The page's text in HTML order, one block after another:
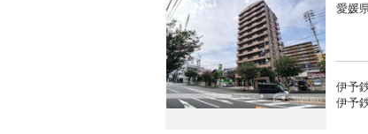
愛媛
伊予
伊予